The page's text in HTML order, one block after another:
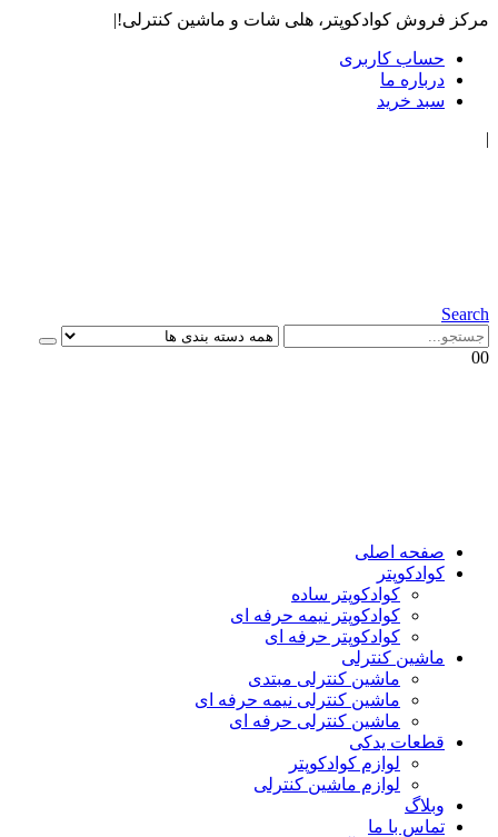
مرکز فروش کوادکوپتر، هلی شات و ماشین کنترلی!|
حساب کاربری
درباره ما
سبد خرید
|
Search
00
صفحه اصلی
کوادکوپتر
کوادکوپتر ساده
کوادکوپتر نیمه حرفه ای
کوادکوپتر حرفه ای
ماشین کنترلی
ماشین کنترلی مبتدی
ماشین کنترلی نیمه حرفه ای
ماشین کنترلی حرفه ای
قطعات یدکی
لوازم کوادکوپتر
لوازم ماشین کنترلی
وبلاگ
تماس با ما